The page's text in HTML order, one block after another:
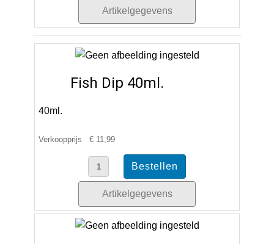
Artikelgegevens
Fish Dip 40ml.
40ml.
Verkoopprijs € 11,99
Artikelgegevens